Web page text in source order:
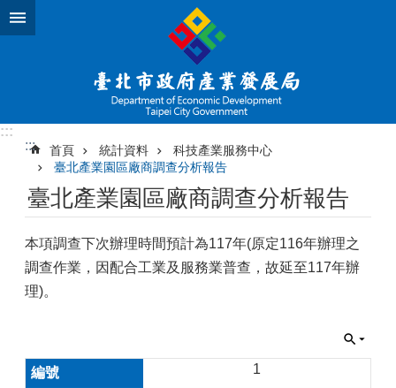
跳到主要內容區塊
:::
:::
首頁 統計資料
科技產業服務中心
臺北產業園區廠商調查分析報告
臺北產業園區廠商調查分析報告
本項調查下次辦理時間預計為117年(原定116年辦理之
調查作業，因配合工業及服務業普查，故延至117年辦
理)。
1